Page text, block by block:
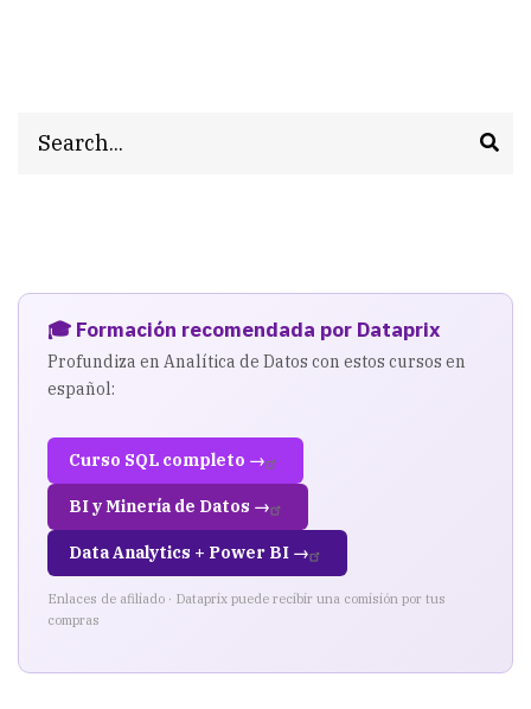
🎓 Formación recomendada por Dataprix
Profundiza en Analítica de Datos con estos cursos en
español:
Curso SQL completo →
BI y Minería de Datos →
Data Analytics + Power BI →
Enlaces de afiliado · Dataprix puede recibir una comisión por tus
compras